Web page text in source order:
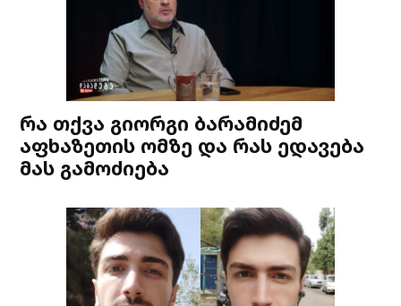
რა თქვა გიორგი ბარამიძემ
აფხაზეთის ომზე და რას ედავება
მას გამოძიება